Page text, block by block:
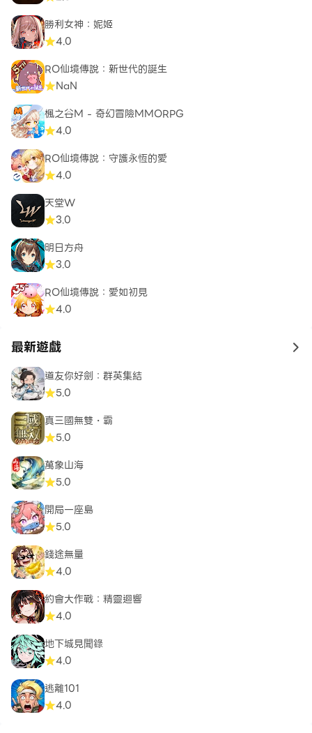
勝利女神：妮姬
4.0
RO仙境傳說：新世代的誕生
NaN
楓之谷M - 奇幻冒險MMORPG
4.0
RO仙境傳說：守護永恆的愛
4.0
天堂W
3.0
明日方舟
3.0
RO仙境傳說：愛如初見
4.0
最新遊戲 to
道友你好劍：群英集結
5.0
真三國無雙・霸
5.0
萬象山海
5.0
開局一座島
5.0
錢途無量
4.0
約會大作戰：精靈迴響
4.0
地下城見聞錄
4.0
逃離101
4.0